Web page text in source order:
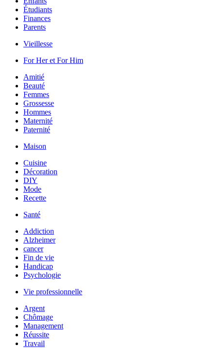
Étudiants
Finances
Parents
Vieillesse
For Her et For Him
Amitié
Beauté
Femmes
Grossesse
Hommes
Maternité
Paternité
Maison
Cuisine
Décoration
DIY
Mode
Recette
Santé
Addiction
Alzheimer
cancer
Fin de vie
Handicap
Psychologie
Vie professionnelle
Argent
Chômage
Management
Réussite
Travail